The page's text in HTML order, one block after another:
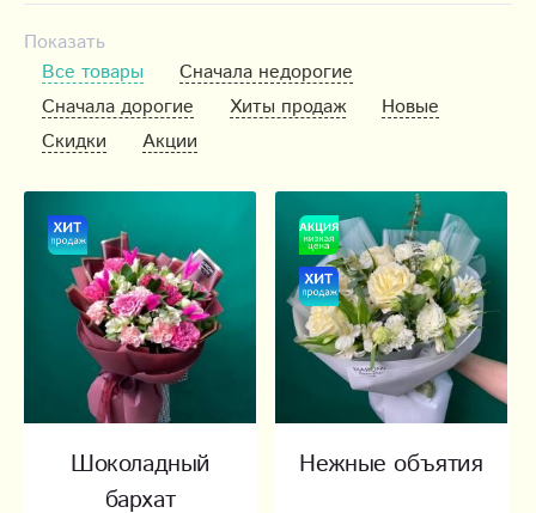
Показать
Все товары
Сначала недорогие
Сначала дорогие
Хиты продаж
Новые
Скидки
Акции
Шоколадный
бархат
Нежные объятия